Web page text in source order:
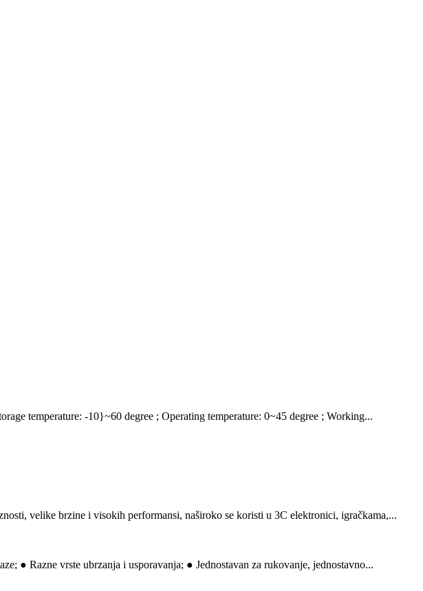
temperature: -10}~60 degree ; Operating temperature: 0~45 degree ; Working...
velike brzine i visokih performansi, naširoko se koristi u 3C elektronici, igračkama,...
● Razne vrste ubrzanja i usporavanja; ● Jednostavan za rukovanje, jednostavno...